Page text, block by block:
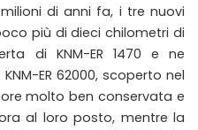
di anni fa, i tre nuovi
più di dieci chilometri di
di KNM-ER 1470 e ne
ER 62000, scoperto nel
molto ben conservata e
al loro posto, mentre la